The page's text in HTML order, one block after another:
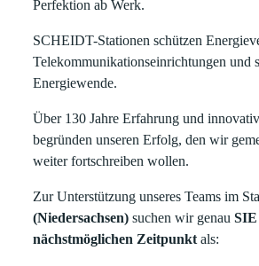
Perfektion ab Werk.
SCHEIDT-Stationen schützen
Telekommunikationseinrichtungen und
Energiewende.
Über 130 Jahre Erfahrung und
begründen unseren Erfolg, den wir
weiter fortschreiben wollen.
Zur Unterstützung unseres Teams im
(Niedersachsen)suchen wir genauSIE
nächstmöglichen Zeitpunkt als: